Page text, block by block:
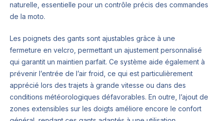
naturelle, essentielle pour un contrôle précis des commandes
de la moto.
Les poignets des gants sont ajustables grâce à une
fermeture en velcro, permettant un ajustement personnalisé
qui garantit un maintien parfait. Ce système aide également à
prévenir l’entrée de l’air froid, ce qui est particulièrement
apprécié lors des trajets à grande vitesse ou dans des
conditions météorologiques défavorables. En outre, l’ajout de
zones extensibles sur les doigts améliore encore le confort